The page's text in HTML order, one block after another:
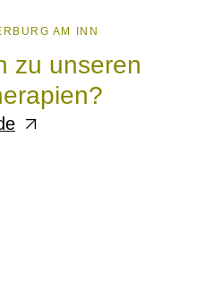
AM INN
zu unseren